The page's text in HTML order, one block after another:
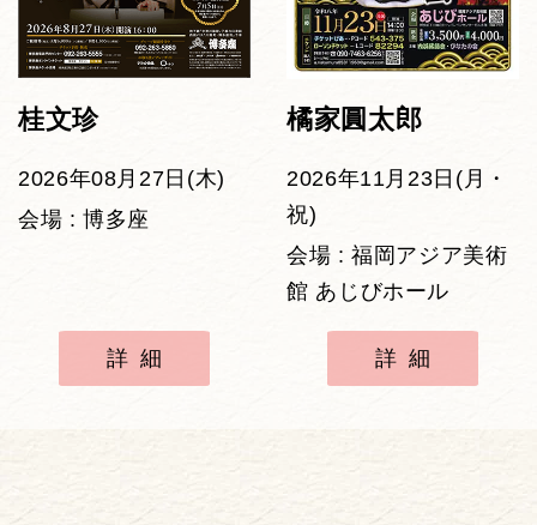
桂文珍
2026年08月27日(木)
会場 : 博多座
詳細
橘家圓太郎
2026年11月23日(月・
祝)
会場 : 福岡アジア美術
館 あじびホール
詳細